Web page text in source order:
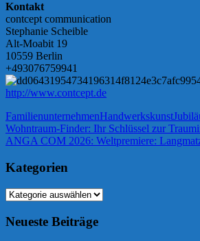
Kontakt
contcept communication
Stephanie Scheible
Alt-Moabit 19
10559 Berlin
+493076759941
http://www.contcept.de
FamilienunternehmenHandwerkskunst
Beitragsnavigation
Vorheriger
Beitrag:
Wohntraum-Finder: Ihr Schlüssel zur
Nächster
ANGA COM 2026: Weltpremiere:
Kategorien
Kategorien
Neueste Beiträge